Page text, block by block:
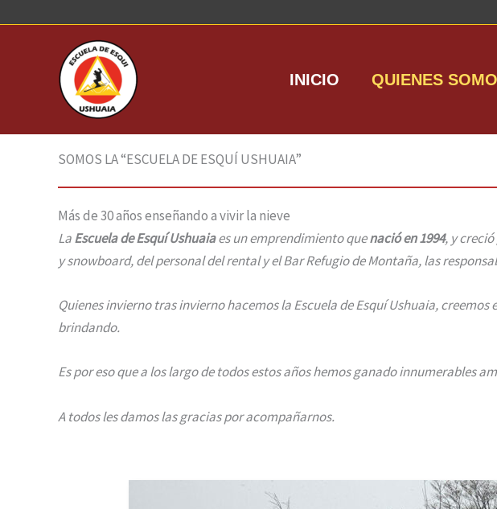
INICIO
QUIENES
SOMOS LA “ESCUELA DE ESQUÍ USHUAIA”
Más de 30 años enseñando a vivir la nieve
LaEscuela de Esquí Ushuaiaes un emprendimiento quenació en 1994, y
y snowboard, del personal del rental y el Bar Refugio de Montaña, las
Quienes invierno tras invierno hacemos la Escuela de Esquí Ushuaia,
brindando.
Es por eso que a los largo de todos estos años hemos ganado innumerables
A todos les damos las gracias por acompañarnos.